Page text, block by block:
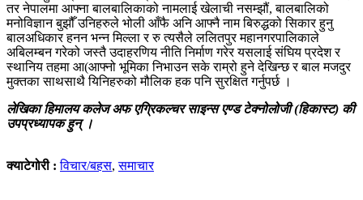
तर नेपालमा आफ्ना बालबालिकाको नामलाई खेलाची नसम्झौं, बालबालिको
मनोविज्ञान बुझौँ उनिहरुले भोली आँफै अनि आफ्नै नाम बिरुद्धको सिकार हुनु
बालअधिकार हनन भन्न मिल्ला र रु त्यसैले ललितपुर महानगरपालिकाले
अबिलम्बन गरेको जस्तै उदाहरणिय नीति निर्माण गरेर यसलाई संघिय प्रदेश र
स्थानिय तहमा आ(आफ्नो भूमिका निभाउन सके राम्रो हुने देखिन्छ र बाल मजदुर
मुक्तका साथसाथै यिनिहरुको मौलिक हक पनि सुरक्षित गर्नुपर्छ ।
लेखिका हिमालय कलेज अफ एग्रिकल्चर साइन्स एण्ड टेक्नोलोजी (हिकास्ट) की
उपप्रध्यापक हुन् ।
क्याटेगोरी :विचार/बहस,समाचार